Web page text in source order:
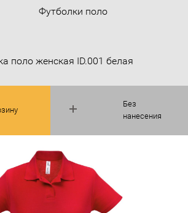
Футболки поло
Без
нанесения
поло женская ID.001 белая